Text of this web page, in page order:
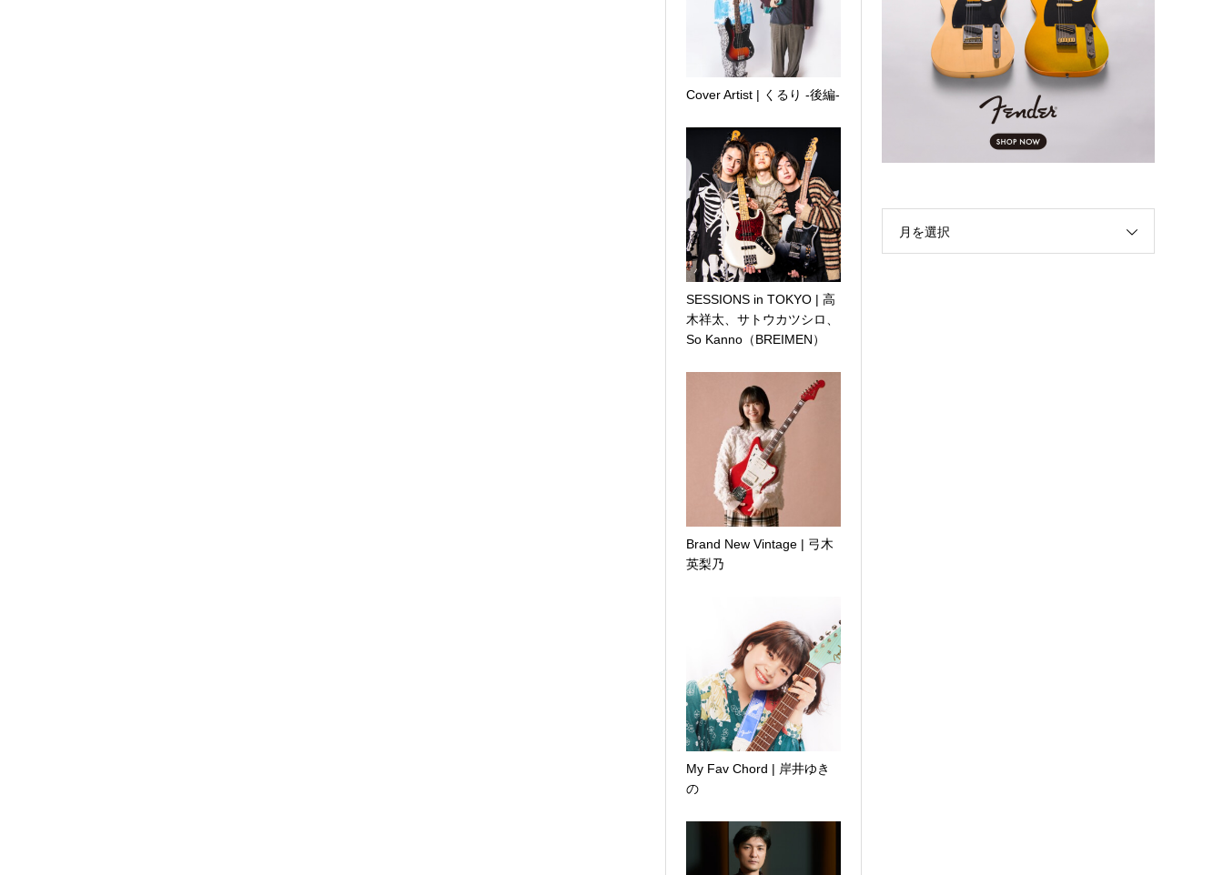
Cover Artist | くるり -後編-
SESSIONS in TOKYO | 高
木祥太、サトウカツシロ、
So Kanno（BREIMEN）
Brand New Vintage | 弓木
英梨乃
My Fav Chord | 岸井ゆき
の
月を選択